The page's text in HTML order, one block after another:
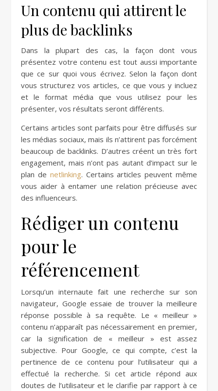
Un contenu qui attirent le
plus de backlinks
Dans la plupart des cas, la façon dont vous
présentez votre contenu est tout aussi importante
que ce sur quoi vous écrivez. Selon la façon dont
vous structurez vos articles, ce que vous y incluez
et le format média que vous utilisez pour les
présenter, vos résultats seront différents.
Certains articles sont parfaits pour être diffusés sur
les médias sociaux, mais ils n’attirent pas forcément
beaucoup de backlinks. D’autres créent un très fort
engagement, mais n’ont pas autant d’impact sur le
plan de netlinking. Certains articles peuvent même
vous aider à entamer une relation précieuse avec
des influenceurs.
Rédiger un contenu
pour le
référencement
Lorsqu’un internaute fait une recherche sur son
navigateur, Google essaie de trouver la meilleure
réponse possible à sa requête. Le « meilleur »
contenu n’apparaît pas nécessairement en premier,
car la signification de « meilleur » est assez
subjective. Pour Google, ce qui compte, c’est la
pertinence de ce contenu pour l’utilisateur qui a
effectué la recherche. Si cet article répond aux
doutes de l’utilisateur et le clarifie par rapport à ce